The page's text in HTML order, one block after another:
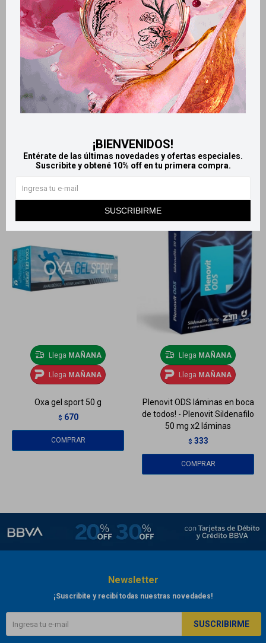
¡BIENVENIDOS!
Entérate de las últimas novedades y ofertas especiales.
Suscribite y obtené 10% off en tu primera compra.
SUSCRIBIRME
LlegaMAÑANA
MAÑANA
Prurisedán Crema 30g
$ 453 $ 503
LlegaMAÑANA
LlegaMAÑANA
Prurisedan Loción 60ml
$ 579 $ 644
Llega MAÑANA
Llega MAÑANA
Oxa gel sport 50 g
$ 670
Llega MAÑANA
Llega MAÑANA
Plenovit ODS láminas en boca
de todos! - Plenovit Sildenafilo
50 mg x2 láminas
$ 333
Newsletter
¡Suscribite y recibí todas nuestras novedades!
SUSCRIBIRME